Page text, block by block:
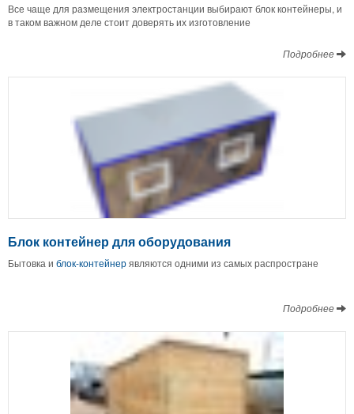
Все чаще для размещения электростанции выбирают блок контейнеры, и
в таком важном деле стоит доверять их изготовление
Подробнее
Блок контейнер для оборудования
Бытовка и блок-контейнерявляются одними из самых распростране
Подробнее